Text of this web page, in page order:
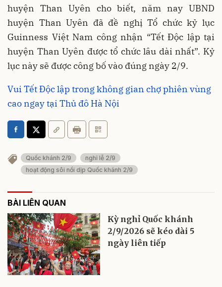
huyện Than Uyên cho biết, năm nay UBND
huyện Than Uyên đã đề nghị Tổ chức kỷ lục
Guinness Việt Nam công nhận “Tết Độc lập tại
huyện Than Uyên được tổ chức lâu dài nhất”. Kỷ
lục này sẽ được công bố vào đúng ngày 2/9.
Vui Tết Độc lập trong không gian chợ phiên vùng
cao ngay tại Thủ đô Hà Nội
Quốc khánh 2/9
nghỉ lễ 2/9
hoạt động sôi nổi dịp Quốc khánh 2/9
BÀI LIÊN QUAN
Kỳ nghỉ Quốc khánh
2/9/2026 sẽ kéo dài 5
ngày liên tiếp